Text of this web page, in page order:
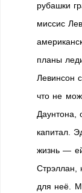
рубашки
миссис
планы
Левинсон
что не
Даунтона,
капитал.
жизнь —
Стрэллан,
для неё.